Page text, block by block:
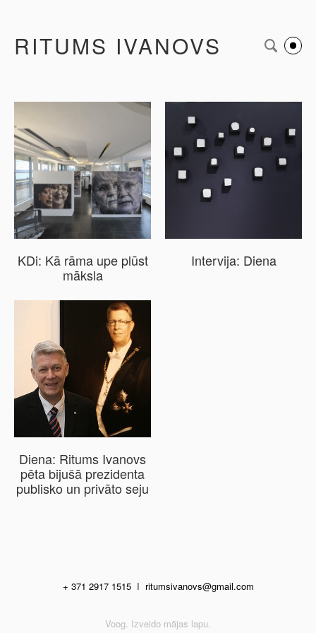
RITUMS IVANOVS
KDi: Kā rāma upe plūst
māksla
Intervija: Diena
Diena: Ritums Ivanovs
pēta bijušā prezidenta
publisko un privāto seju
+ 371 2917 1515I ritumsivanovs@gmail.com
Voog. Izveido mājas lapu.